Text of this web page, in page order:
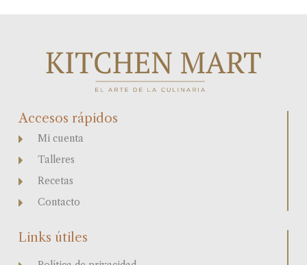
Accesos rápidos
Mi cuenta
Talleres
Recetas
Contacto
Links útiles